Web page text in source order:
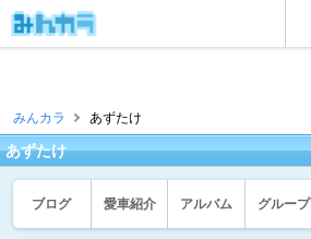
みんカラ あずたけ
あずたけ
ブログ 愛車紹介 アルバム グループ